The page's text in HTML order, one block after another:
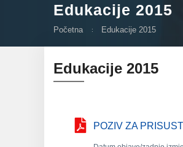
Edukacije 2015
Početna Edukacije 2015
Edukacije 2015
POZIV ZA